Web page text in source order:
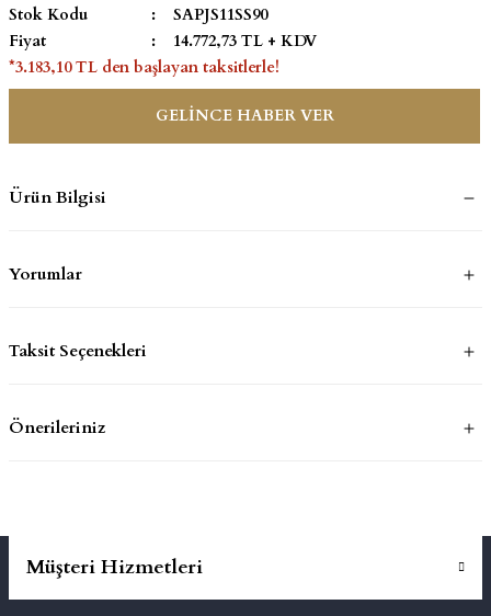
Stok Kodu
SAPJS11SS90
Fiyat
14.772,73 TL + KDV
*3.183,10 TL den başlayan taksitlerle!
GELİNCE HABER VER
Ürün Bilgisi
Yorumlar
Taksit Seçenekleri
Önerileriniz
Müşteri Hizmetleri